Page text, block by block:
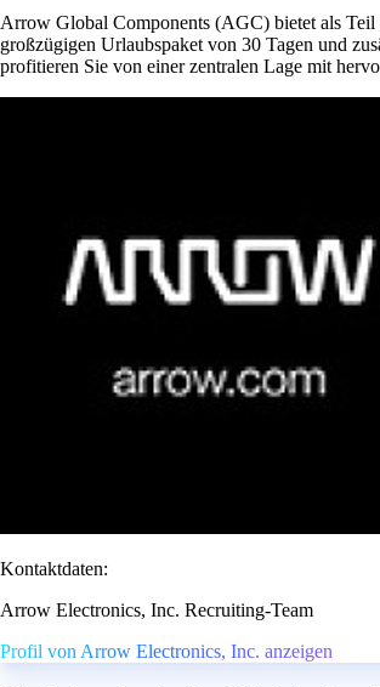
Arrow Global Components (AGC) bietet als
großzügigen Urlaubspaket von 30 Tagen und
profitieren Sie von einer zentralen Lage mit
Kontaktdaten:
Arrow Electronics, Inc. Recruiting-Team
Profil von Arrow Electronics, Inc. anzeigen